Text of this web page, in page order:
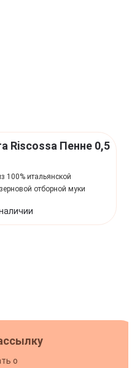
Riscossa Пенне 0,5
100% итальянской
отборной муки
о